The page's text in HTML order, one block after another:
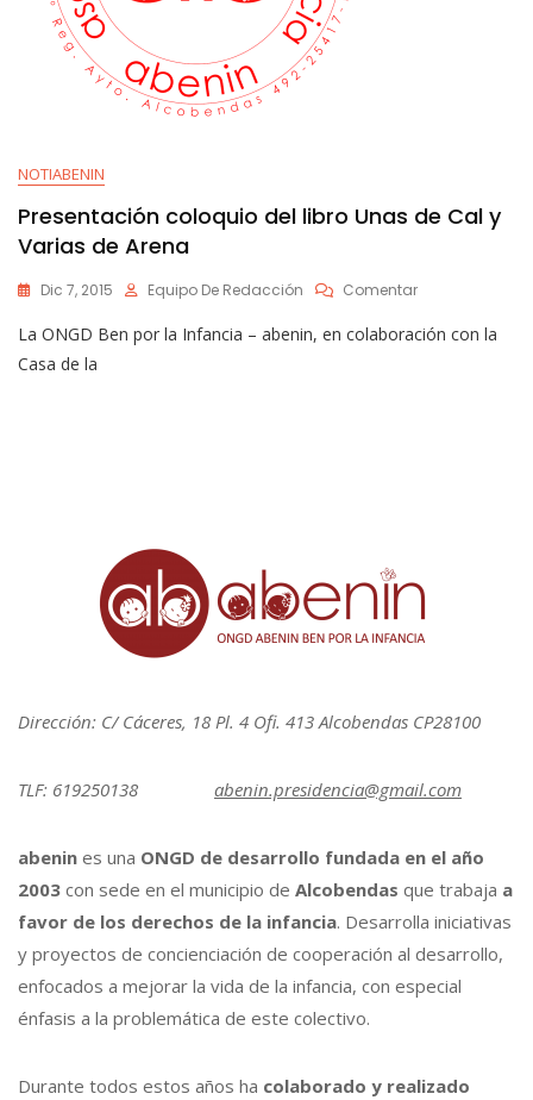
NOTIABENIN
Presentación coloquio del libro Unas de Cal y
Varias de Arena
Dic 7, 2015 Equipo De Redacción ComentarEn
Coloquio
La ONGD Ben por la Infancia – abenin, en colaboración con la
Casa de la
Dirección: C/ Cáceres, 18 Pl. 4 Ofi. 413 Alcobendas CP28100
TLF: 619250138 abenin.presidencia@gmail.com
abenin es una ONGD de desarrollo fundada en el año
2003 con sede en el municipio de Alcobendas que trabaja a
favor de los derechos de la infancia. Desarrolla iniciativas
y proyectos de concienciación de cooperación al desarrollo,
enfocados a mejorar la vida de la infancia, con especial
énfasis a la problemática de este colectivo.
Durante todos estos años ha colaborado y realizado